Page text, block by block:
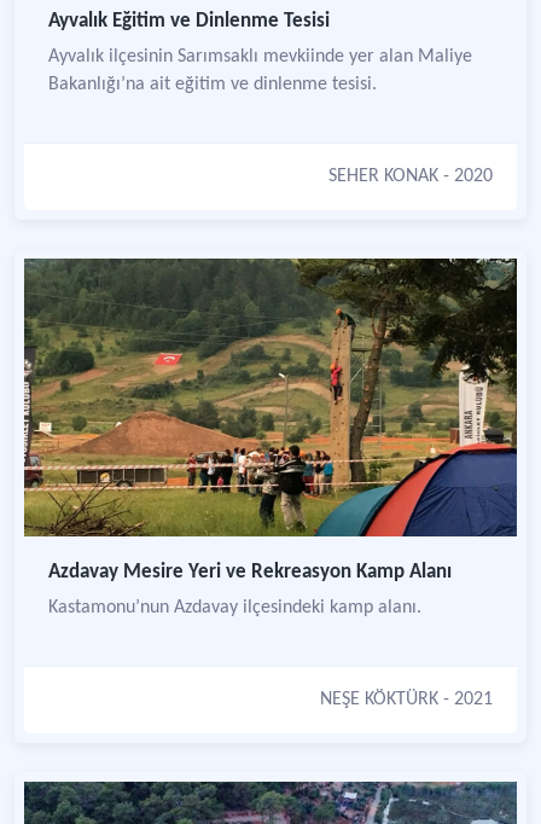
Ayvalık Eğitim ve Dinlenme Tesisi
Ayvalık ilçesinin Sarımsaklı mevkiinde yer alan Maliye
Bakanlığı’na ait eğitim ve dinlenme tesisi.
SEHER KONAK - 2020
Azdavay Mesire Yeri ve Rekreasyon Kamp Alanı
Kastamonu’nun Azdavay ilçesindeki kamp alanı.
NEŞE KÖKTÜRK - 2021